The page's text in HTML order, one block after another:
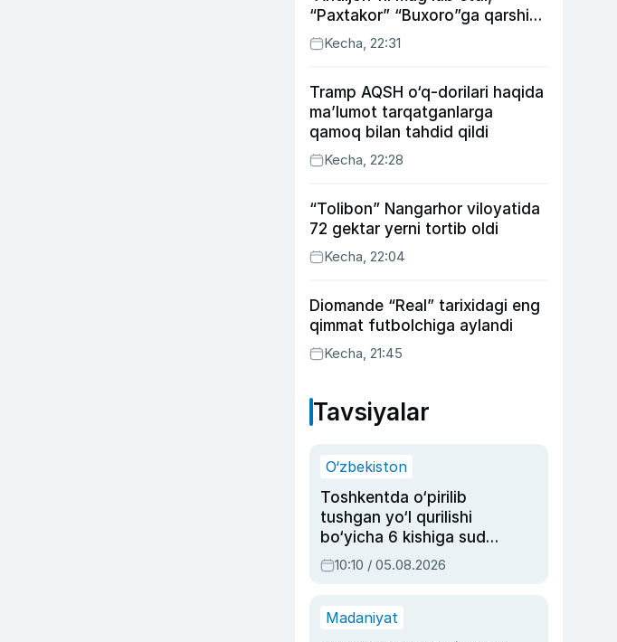
“Paxtakor” “Buxoro”ga qarshi
bahsda g‘alabani qo‘ldan
chiqardi
Kecha, 22:31
Tramp AQSH o‘q-dorilari haqida
ma’lumot tarqatganlarga
qamoq bilan tahdid qildi
Kecha, 22:28
“Tolibon” Nangarhor viloyatida
72 gektar yerni tortib oldi
Kecha, 22:04
Diomande “Real” tarixidagi eng
qimmat futbolchiga aylandi
Kecha, 21:45
Tavsiyalar
O‘zbekiston
Toshkentda o‘pirilib
tushgan yo‘l qurilishi
bo‘yicha 6 kishiga sud
hukmi o‘qildi
10:10 / 05.08.2026
Madaniyat